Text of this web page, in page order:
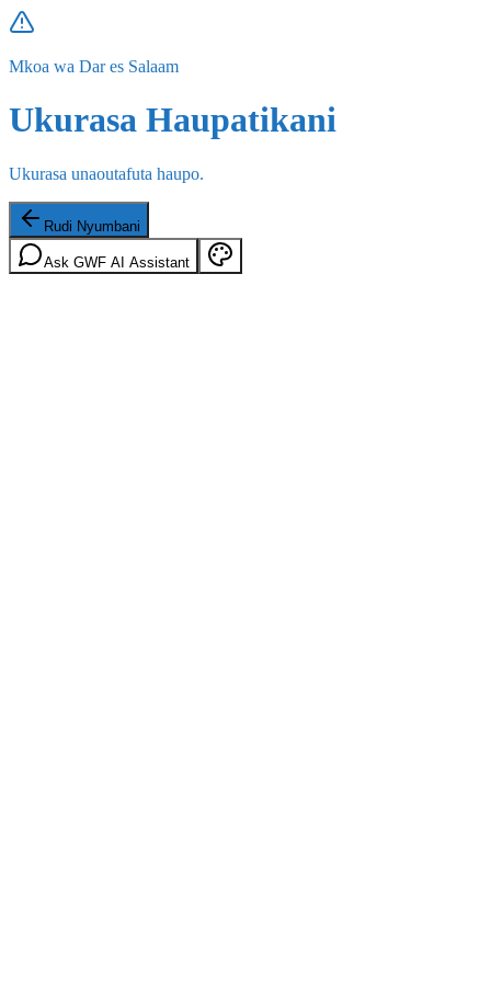
Mkoa wa Dar es Salaam
Ukurasa Haupatikani
Ukurasa unaoutafuta haupo.
Rudi Nyumbani
Ask GWF AI Assistant